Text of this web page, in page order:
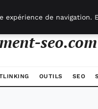
seo.com
OUTILS SEO
expérience de